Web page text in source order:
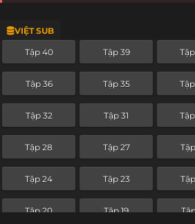
VIỆT SUB
Tập 40 Tập 39
Tập 36 Tập 35
Tập 32 Tập 31
Tập 28 Tập 27
Tập 24 Tập 23
Tập 20 Tập 19